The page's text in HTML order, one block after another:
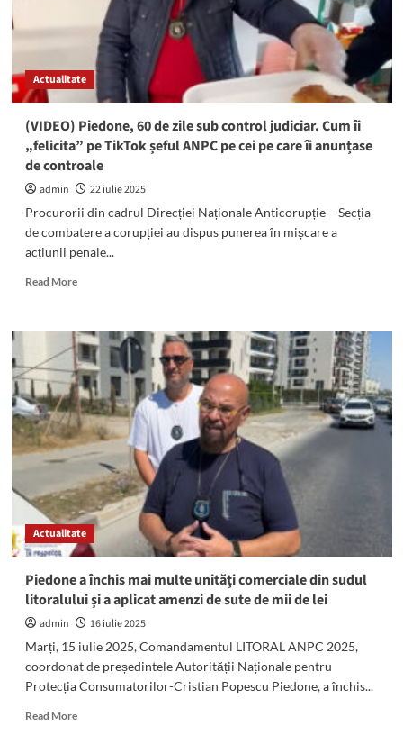
Actualitate
(VIDEO) Piedone, 60 de zile sub control judiciar. Cum îi
„felicita” pe TikTok șeful ANPC pe cei pe care îi anunțase
de controale
admin
22 iulie 2025
Procurorii din cadrul Direcției Naționale Anticorupție – Secția
de combatere a corupției au dispus punerea în mișcare a
acțiunii penale...
Read MoreRead
(VIDEO)
Piedone,
60
de
zile
sub
control
judiciar.
Cum
îi
„felicita”
pe
TikTok
șeful
pe
cei
pe
îi
anunțase
de
Actualitate
Piedone a închis mai multe unități comerciale din sudul
litoralului și a aplicat amenzi de sute de mii de lei
admin
16 iulie 2025
Marți, 15 iulie 2025, Comandamentul LITORAL ANPC 2025,
coordonat de președintele Autorității Naționale pentru
Protecția Consumatorilor-Cristian Popescu Piedone, a închis...
Read MoreRead